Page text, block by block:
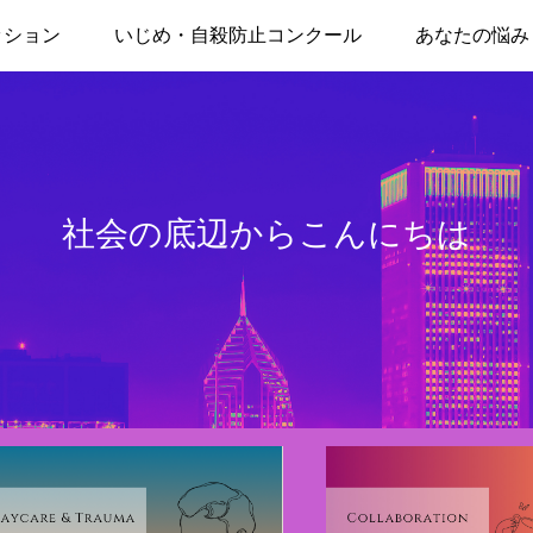
社会の底辺からこんにちは
ョン いじめ・自殺防止コンクール あなたの悩